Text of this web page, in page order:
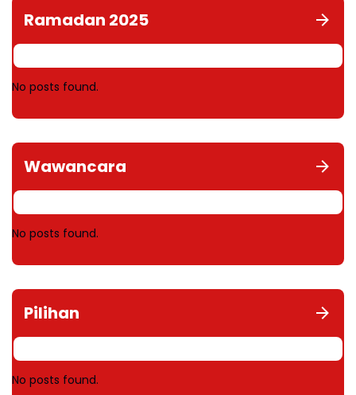
Ramadan 2025
No posts found.
Wawancara
No posts found.
Pilihan
No posts found.